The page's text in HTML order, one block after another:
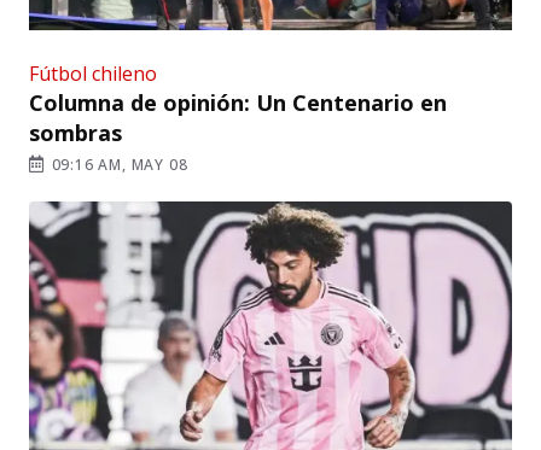
Fútbol chileno
Columna de opinión: Un Centenario en
sombras
09:16 AM, MAY 08